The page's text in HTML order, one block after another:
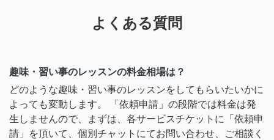
よくある質問
趣味・習い事のレッスンの料金相場は？
どのような趣味・習い事のレッスンをしてもらいたいかに
よっても変動します。 「依頼申請」の段階では料金は発
生しませんので、まずは、各サービスチケットに「依頼申
請」を頂いて、個別チャットにてお問い合わせ、ご相談く